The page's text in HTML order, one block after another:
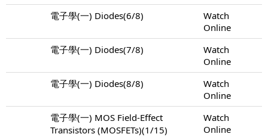
電子學(一) Diodes(6/8)
Watch
Online
電子學(一) Diodes(7/8)
Watch
Online
電子學(一) Diodes(8/8)
Watch
Online
電子學(一) MOS Field-Effect
Transistors (MOSFETs)(1/15)
Watch
Online